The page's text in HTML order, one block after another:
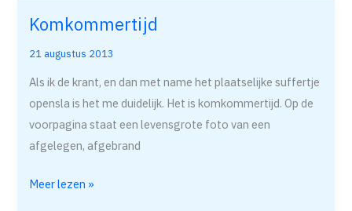
Komkommertijd
21 augustus 2013
Als ik de krant, en dan met name het plaatselijke suffertje
opensla is het me duidelijk. Het is komkommertijd. Op de
voorpagina staat een levensgrote foto van een
afgelegen, afgebrand
Komkommertijd
Meer lezen »